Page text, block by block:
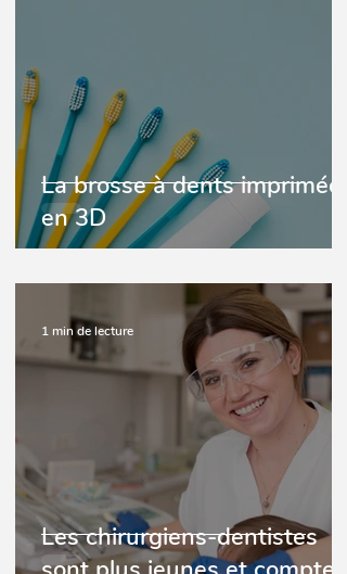
La brosse à dents imprimée
en 3D
Les chirurgiens-dentistes
1 min de lecture